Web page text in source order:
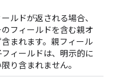
ルドが返される場合、
フィールドを含む親オ
まれます。親フィール
フィールドは、明示的に
り含まれません。